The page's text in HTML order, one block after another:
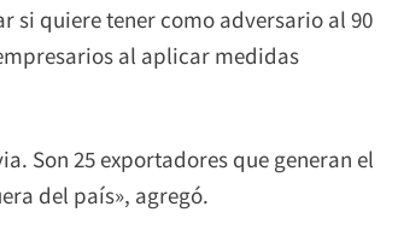
si quiere tener como adversario al 90
al aplicar medidas
Son 25 exportadores que generan el
del país», agregó.